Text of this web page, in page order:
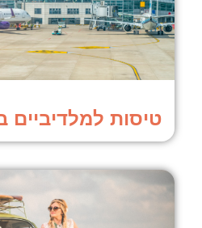
טיסות למלדיביים